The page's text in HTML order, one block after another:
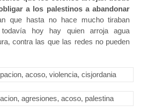
a los palestinos a abandonar
que hasta no hace mucho tiraban
hoy hay quien arroja agua
contra las que las redes no pueden